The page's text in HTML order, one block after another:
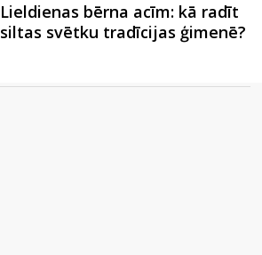
Lieldienas bērna acīm: kā radīt
siltas svētku tradīcijas ģimenē?